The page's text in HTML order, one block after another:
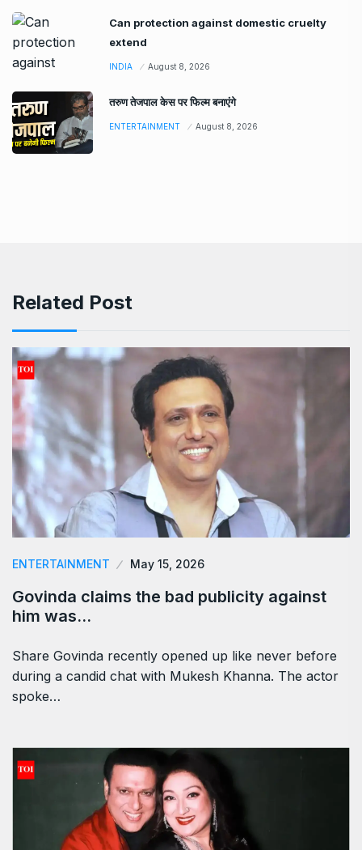
Can protection against domestic cruelty
extend
INDIA August 8, 2026
तरुण तेजपाल केस पर फिल्म बनाएंगे
ENTERTAINMENT August 8, 2026
Related Post
ENTERTAINMENT May 15, 2026
Govinda claims the bad publicity against
him was…
Share Govinda recently opened up like never before
during a candid chat with Mukesh Khanna. The actor
spoke…